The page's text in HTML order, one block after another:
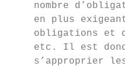
nombre
en plus
obligations et
etc. Il est
s’approprier